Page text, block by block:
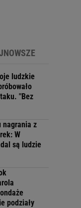
ludzkie
"Bez
nagrania z
W
są ludzie
podziały